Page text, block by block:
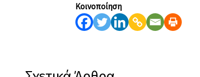
Κοινοποίηση